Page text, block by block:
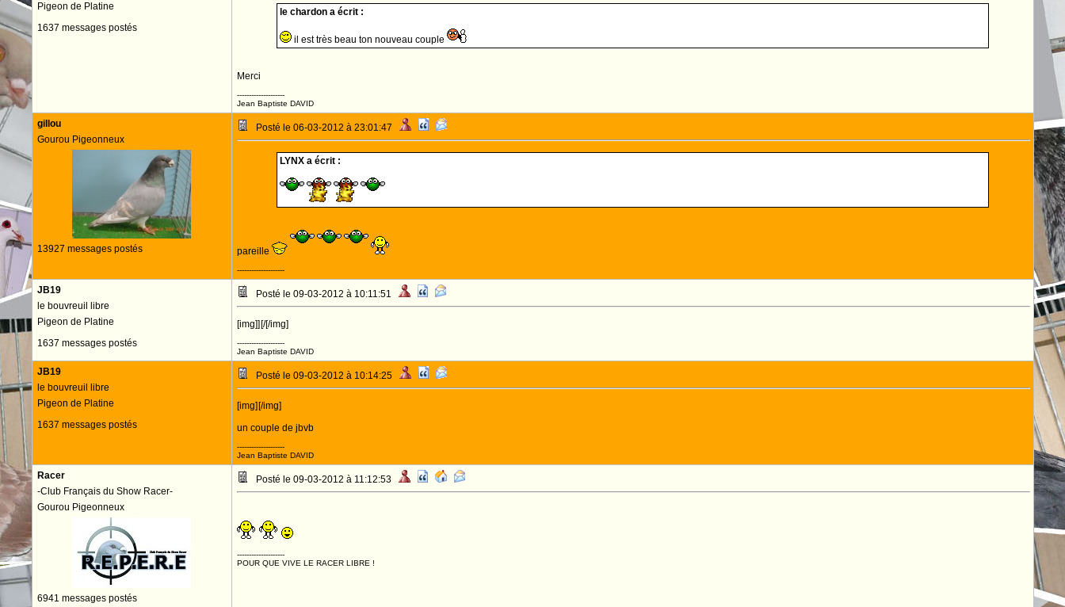
Pigeon de Platine
1637 messages postés
le chardon a écrit :
il est très beau ton nouveau couple
Merci
--------------------
Jean Baptiste DAVID
gillou
Gourou Pigeonneux
13927 messages postés
Posté le 06-03-2012 à 23:01:47
LYNX a écrit :
pareille
--------------------
JB19
le bouvreuil libre
Pigeon de Platine
1637 messages postés
Posté le 09-03-2012 à 10:11:51
[img]] [/[/img]
--------------------
Jean Baptiste DAVID
JB19
le bouvreuil libre
Pigeon de Platine
1637 messages postés
Posté le 09-03-2012 à 10:14:25
[img] [/img]
un couple de jbvb
--------------------
Jean Baptiste DAVID
Racer
-Club Français du Show Racer-
Gourou Pigeonneux
6941 messages postés
Posté le 09-03-2012 à 11:12:53
--------------------
POUR QUE VIVE LE RACER LIBRE !